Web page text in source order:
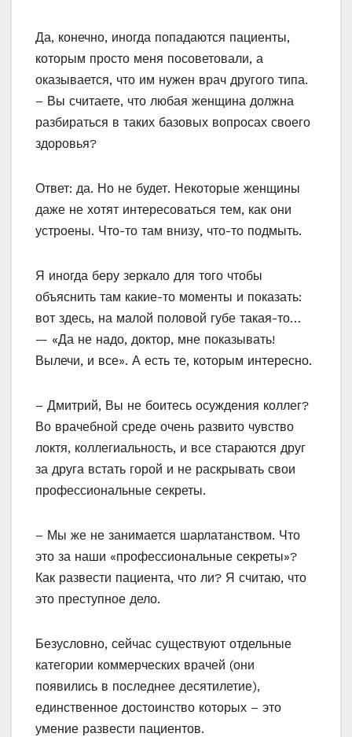
Да, конечно, иногда попадаются пациенты,
которым просто меня посоветовали, а
оказывается, что им нужен врач другого типа.
– Вы считаете, что любая женщина должна
разбираться в таких базовых вопросах своего
здоровья?
Ответ: да. Но не будет. Некоторые женщины
даже не хотят интересоваться тем, как они
устроены. Что-то там внизу, что-то подмыть.
Я иногда беру зеркало для того чтобы
объяснить там какие-то моменты и показать:
вот здесь, на малой половой губе такая-то…
— «Да не надо, доктор, мне показывать!
Вылечи, и все». А есть те, которым интересно.
– Дмитрий, Вы не боитесь осуждения коллег?
Во врачебной среде очень развито чувство
локтя, коллегиальность, и все стараются друг
за друга встать горой и не раскрывать свои
профессиональные секреты.
– Мы же не занимается шарлатанством. Что
это за наши «профессиональные секреты»?
Как развести пациента, что ли? Я считаю, что
это преступное дело.
Безусловно, сейчас существуют отдельные
категории коммерческих врачей (они
появились в последнее десятилетие),
единственное достоинство которых – это
умение развести пациентов.